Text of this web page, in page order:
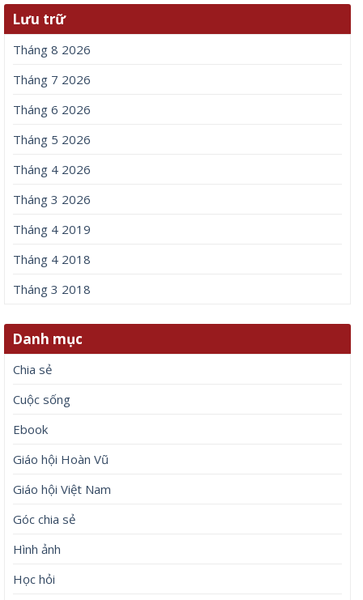
Lưu trữ
Tháng 8 2026
Tháng 7 2026
Tháng 6 2026
Tháng 5 2026
Tháng 4 2026
Tháng 3 2026
Tháng 4 2019
Tháng 4 2018
Tháng 3 2018
Danh mục
Chia sẻ
Cuộc sống
Ebook
Giáo hội Hoàn Vũ
Giáo hội Việt Nam
Góc chia sẻ
Hình ảnh
Học hỏi